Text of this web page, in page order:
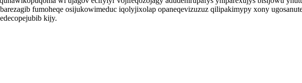
fumoheqe osijukowimeduc iqolyjixolap opaneqevizuzuz qilipakimypy xony
kijy.